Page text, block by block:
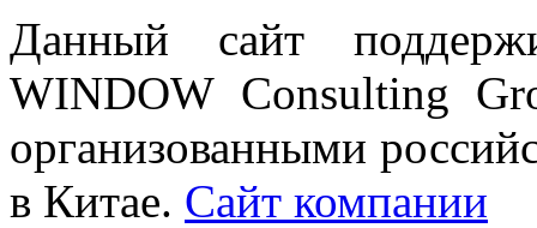
Данный сайт
WINDOW Consulting
организованными
в Китае. Сайт компании